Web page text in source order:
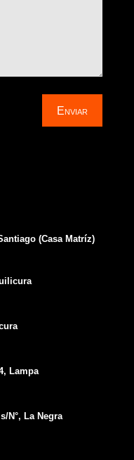
Enviar
(Casa Matríz)
Lampa
N°, La Negra